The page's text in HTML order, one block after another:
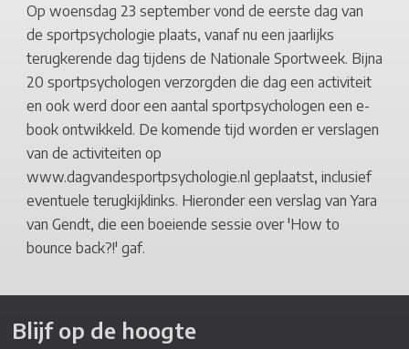
Op woensdag 23 september vond de eerste dag van
de sportpsychologie plaats, vanaf nu een jaarlijks
terugkerende dag tijdens de Nationale Sportweek. Bijna
20 sportpsychologen verzorgden die dag een activiteit
en ook werd door een aantal sportpsychologen een e-
book ontwikkeld. De komende tijd worden er verslagen
van de activiteiten op
www.dagvandesportpsychologie.nl geplaatst, inclusief
eventuele terugkijklinks. Hieronder een verslag van Yara
van Gendt, die een boeiende sessie over 'How to
bounce back?!' gaf.
Blijf op de hoogte